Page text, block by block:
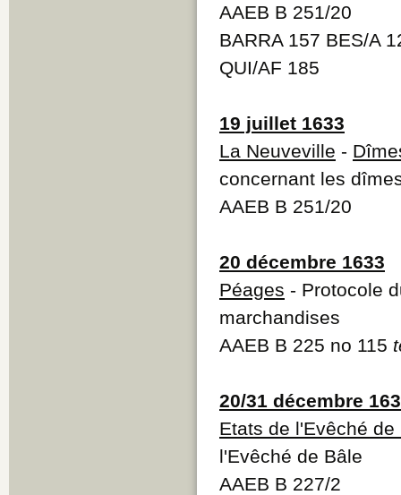
AAEB B 251/20
BARRA 157 BES/A
QUI/AF 185
19 juillet 1633
La Neuveville -
concernant les
AAEB B 251/20
20 décembre 1633
Péages - Protocole
marchandises
AAEB B 225 no 115
20/31 décembre
Etats de l'Evêché de
l'Evêché de Bâle
AAEB B 227/2